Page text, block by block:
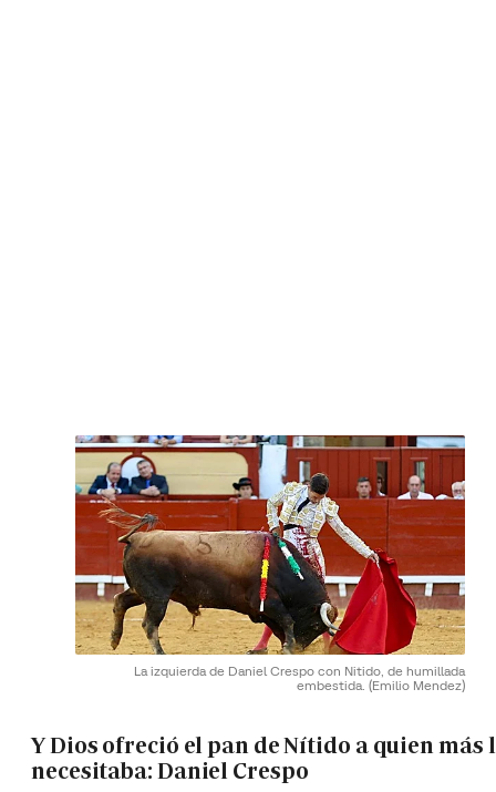
La izquierda de Daniel Crespo con Nitido, de humillada
embestida. (Emilio Mendez)
Y Dios ofreció el pan de Nítido a quien más
necesitaba: Daniel Crespo